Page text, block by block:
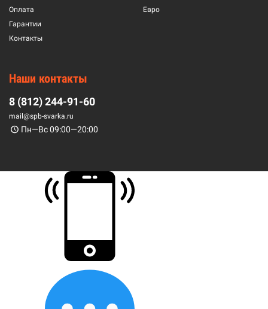
Оплата
Гарантии
Контакты
Евро
Наши контакты
8 (812) 244-91-60
mail@spb-svarka.ru
Пн—Вс 09:00—20:00